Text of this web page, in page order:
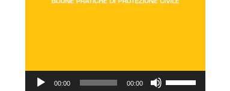
Audio
00:00 00:00